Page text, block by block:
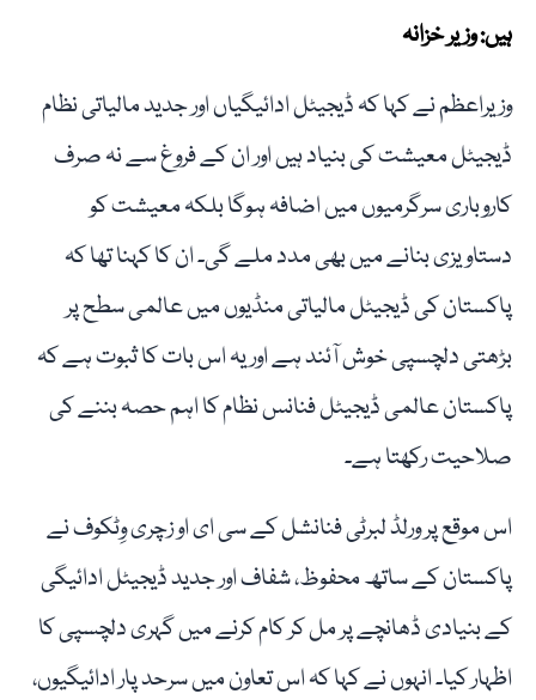
ہیں: وزیر خزانہ
وزیراعظم نے کہا کہ ڈیجیٹل ادائیگیاں اور جدید مالیاتی نظام
ڈیجیٹل معیشت کی بنیاد ہیں اور ان کے فروغ سے نہ صرف
کاروباری سرگرمیوں میں اضافہ ہوگا بلکہ معیشت کو
دستاویزی بنانے میں بھی مدد ملے گی۔ ان کا کہنا تھا کہ
پاکستان کی ڈیجیٹل مالیاتی منڈیوں میں عالمی سطح پر
بڑھتی دلچسپی خوش آئند ہے اور یہ اس بات کا ثبوت ہے کہ
پاکستان عالمی ڈیجیٹل فنانس نظام کا اہم حصہ بننے کی
صلاحیت رکھتا ہے۔
اس موقع پر ورلڈ لبرٹی فنانشل کے سی ای او زچری وِٹکوف نے
پاکستان کے ساتھ محفوظ، شفاف اور جدید ڈیجیٹل ادائیگی
کے بنیادی ڈھانچے پر مل کر کام کرنے میں گہری دلچسپی کا
اظہار کیا۔ انہوں نے کہا کہ اس تعاون میں سرحد پار ادائیگیوں،